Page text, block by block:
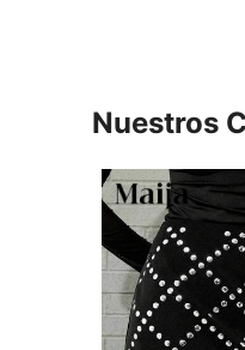
Nuestros